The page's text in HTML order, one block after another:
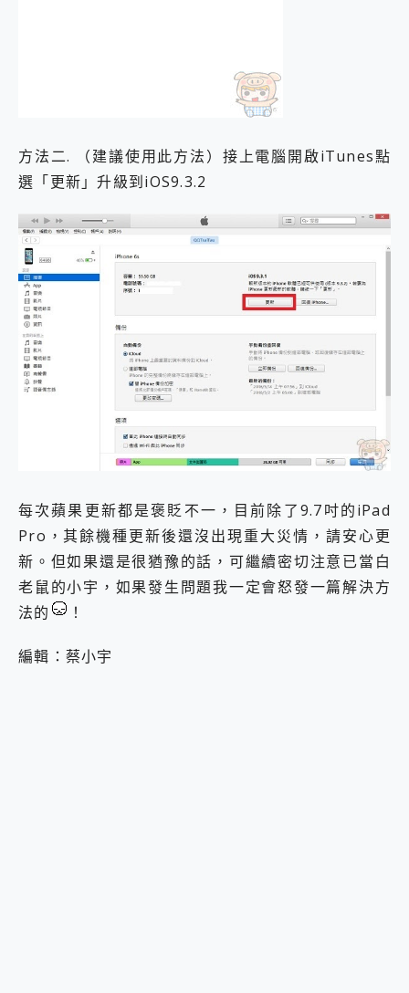
方法二. （建議使用此方法）接上電腦開啟iTunes點
選「更新」升級到iOS9.3.2
每次蘋果更新都是褒貶不一，目前除了9.7吋的iPad
Pro，其餘機種更新後還沒出現重大災情，請安心更
新。但如果還是很猶豫的話，可繼續密切注意已當白
老鼠的小宇，如果發生問題我一定會怒發一篇解決方
法的
！
編輯：蔡小宇